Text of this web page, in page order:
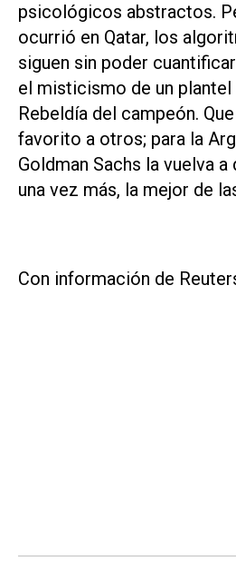
psicológicos abstractos.
ocurrió en Qatar, los
siguen sin poder
el misticismo de un plantel
Rebeldía del campeón.
favorito a otros; para la
Goldman Sachs la vuelva a
una vez más, la mejor de
Con información de